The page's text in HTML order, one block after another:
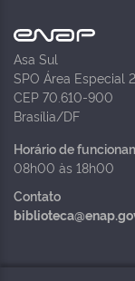
Asa Sul
SPO Área Especial
CEP 70.610-900
Brasília/DF
Horário de
08h00 às 18h00
Contato